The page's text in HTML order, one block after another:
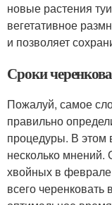
новые растения
вегетативное
и позволяет
Сроки
Пожалуй, самое
правильно
процедуры. В этом
несколько мнений.
хвойных в
всего черенковать